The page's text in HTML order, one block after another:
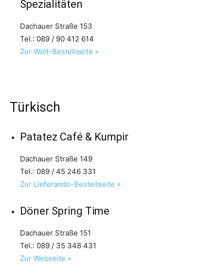
Spezialitäten
Dachauer Straße 153
Tel.: 089 / 90 412 614
Zur Wolt-Bestellseite »
Türkisch
Patatez Café & Kumpir
Dachauer Straße 149
Tel.: 089 / 45 246 331
Zur Lieferando-Bestellseite »
Döner Spring Time
Dachauer Straße 151
Tel.: 089 / 35 348 431
Zur Webseite »